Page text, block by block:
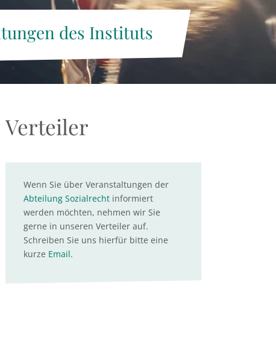
des Instituts
Verteiler
Wenn Sie über Veranstaltungen der
Abteilung Sozialrechtinformiert
werden möchten, nehmen wir Sie
gerne in unseren Verteiler auf.
Schreiben Sie uns hierfür bitte eine
kurze Email.